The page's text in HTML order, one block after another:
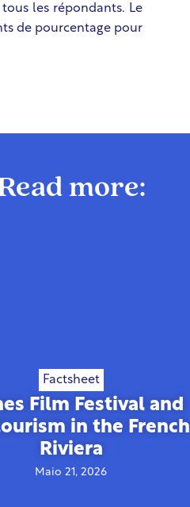
les répondants. Le
de pourcentage pour
more:
Factsheet
Film Festival and
in the French
Riviera
Maio 21, 2026